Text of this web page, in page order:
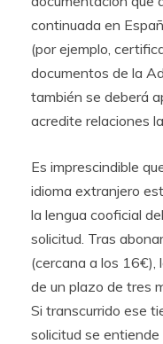
continuada en
(por ejemplo,
documentos de la
también se deberá
acredite relaciones
Es imprescindible
idioma extranjero
la lengua cooficial
solicitud. Tras
(cercana a los 16€),
de un plazo de tres
Si transcurrido ese
solicitud se